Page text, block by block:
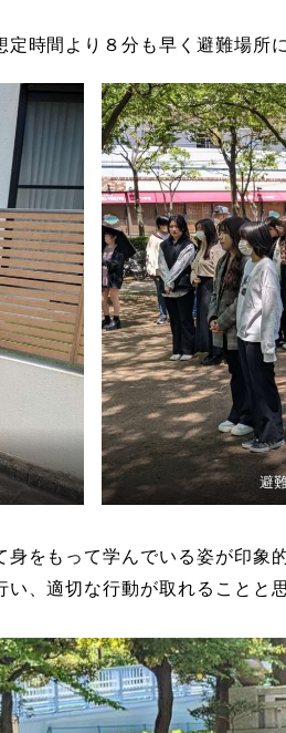
時間より８分も早く避難場所
避
をもって学んでいる姿が印象
、適切な行動が取れることと